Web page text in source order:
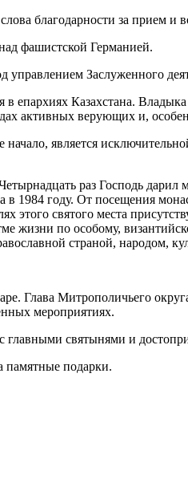
благодарности за прием и
фашистской Германией.
управлением Заслуженного
епархиях Казахстана.
активных верующих и,
является
раз Господь дарил
в 1984 году. От посещения
святого места
жизни по особому,
страной, народом,
Глава Митрополичьего
мероприятиях.
святынями и
памятные подарки.